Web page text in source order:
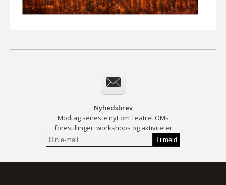
Nyhedsbrev
Modtag seneste nyt om Teatret OMs
forestillinger, workshops og aktiviteter